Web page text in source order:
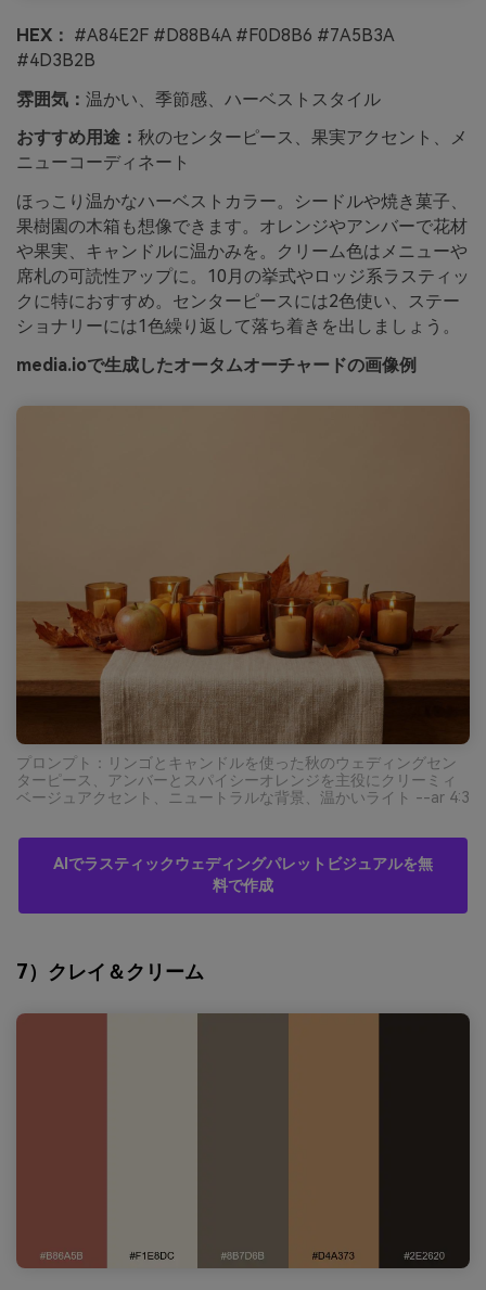
HEX： #A84E2F #D88B4A #F0D8B6 #7A5B3A
#4D3B2B
雰囲気： 温かい、季節感、ハーベストスタイル
おすすめ用途： 秋のセンターピース、果実アクセント、メ
ニューコーディネート
ほっこり温かなハーベストカラー。シードルや焼き菓子、
果樹園の木箱も想像できます。オレンジやアンバーで花材
や果実、キャンドルに温かみを。クリーム色はメニューや
席札の可読性アップに。10月の挙式やロッジ系ラスティッ
クに特におすすめ。センターピースには2色使い、ステー
ショナリーには1色繰り返して落ち着きを出しましょう。
media.ioで生成したオータムオーチャードの画像例
プロンプト：リンゴとキャンドルを使った秋のウェディングセン
ターピース、アンバーとスパイシーオレンジを主役にクリーミィ
ベージュアクセント、ニュートラルな背景、温かいライト --ar 4:3
AIでラスティックウェディングパレットビジュアルを無
料で作成
7）クレイ＆クリーム